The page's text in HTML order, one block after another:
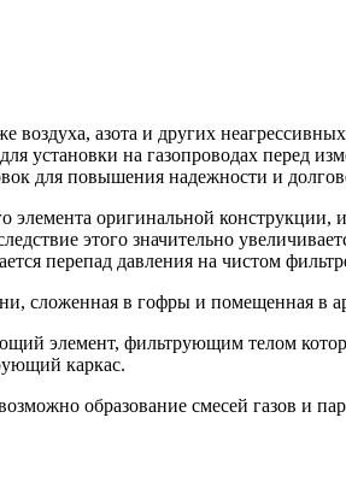
азота и других
установки на газопроводах перед
для повышения надежности и
элемента оригинальной
этого значительно
перепад давления на чистом
сложенная в гофры и помещенная в
элемент, фильтрующим телом
каркас.
образование смесей газов и